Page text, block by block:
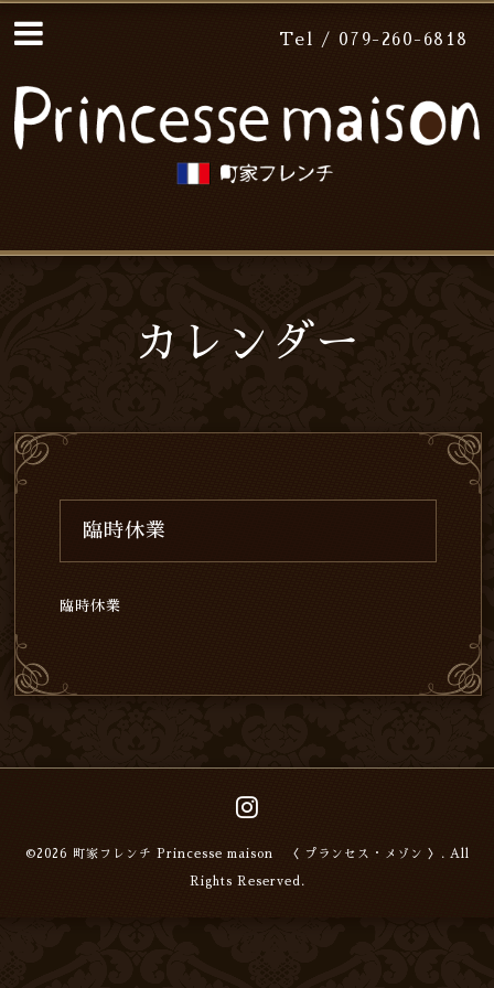
Tel / 079-260-6818
カレンダー
臨時休業
臨時休業
©2026 町家フレンチ Princesse maison 〈 プランセス・メゾン 〉 . All
Rights Reserved.